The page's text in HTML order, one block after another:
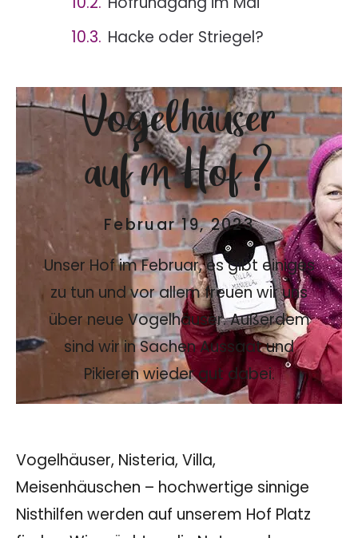
Vogelhäuser
auf’m Hof ?
Februar 19, 2023
Unser Hof im Februar, es gibt einiges
zu tun und vor allem freuen wir uns
über neue Vogelhäuser. Außerdem
sind wir in Sachen Aussaat und
Pikieren wieder gut dabei.
Hacke oder Striegel?
Vogelhäuser, Nisteria, Villa,
Meisenhäuschen – hochwertige sinnige
Nisthilfen werden auf unserem Hof Platz